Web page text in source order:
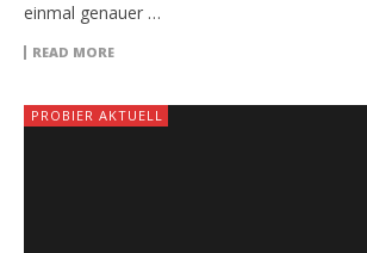
einmal genauer …
READ MORE
PROBIER AKTUELL